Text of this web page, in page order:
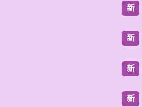
新
新
新
新